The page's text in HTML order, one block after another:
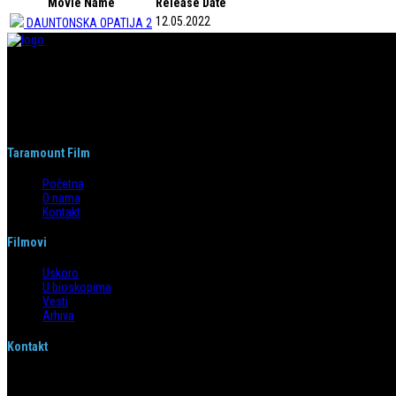
DAUNTONSKA OPATIJA 2 12.05.2022
Taramount Film
Početna
O nama
Kontakt
Filmovi
Uskoro
U bioskopima
Vesti
Arhiva
Kontakt